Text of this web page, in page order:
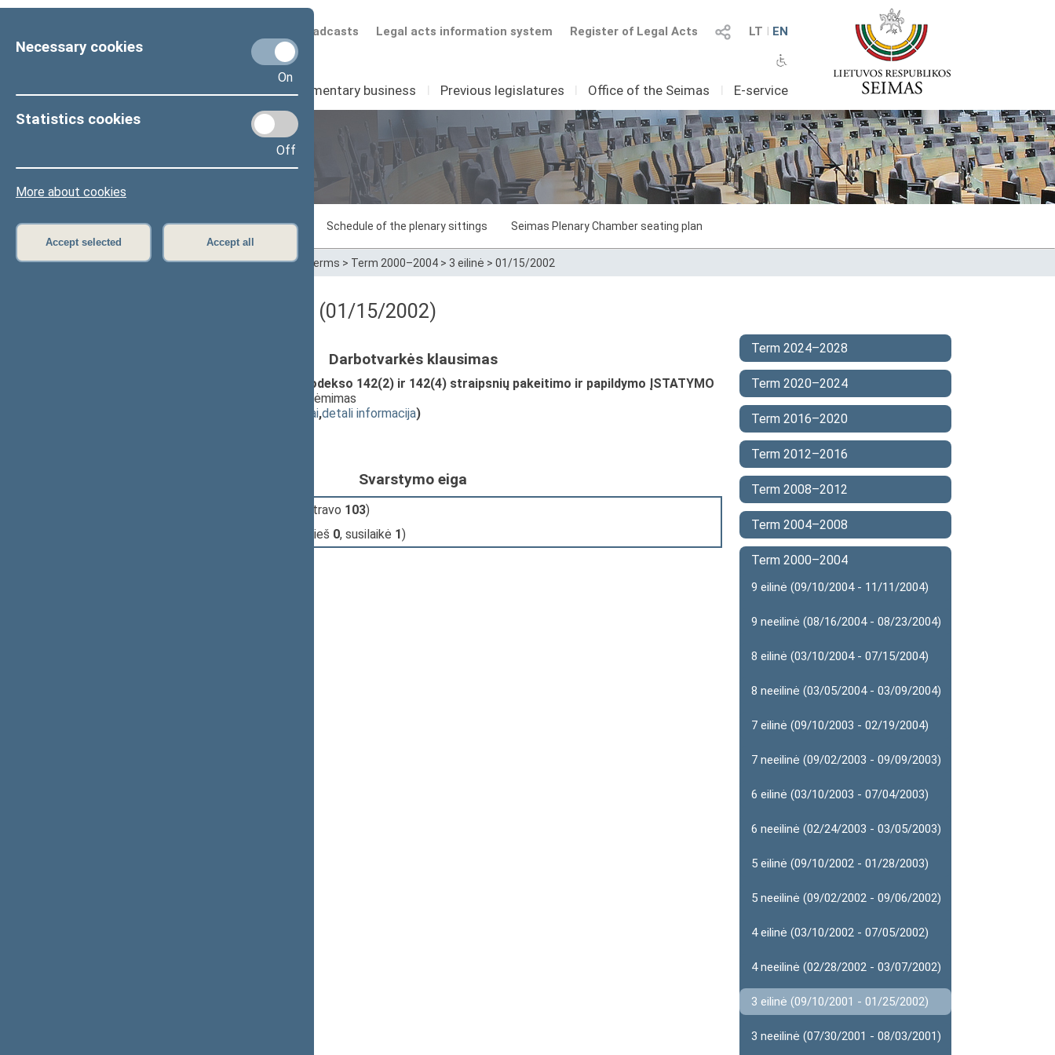
Necessary cookies
On
Statistics cookies
Off
More about cookies
Accept selected Accept all
LT I EN
Register of Legal Acts
Legal acts information system
Scheduled broadcasts
Seimas I Parliamentary business I Previous legislatures I Office of the Seimas I E-service
Sitting in progress Plenary sittings Schedule of the plenary sittings Seimas Plenary Chamber seating plan
Home>Plenary sittings>Parliamentary terms > Term 2000–2004 > 3 eilinė > 01/15/2002
Darbotvarkės klausimas (01/15/2002)
Darbotvarkės klausimas
Administracinių teisės pažeidimų kodekso 142(2) ir 142(4) straipsnių pakeitimo ir papildymo ĮSTATYMO
; priėmimas
susiję dokumentai,detali informacija)
Svarstymo eiga
(užsiregistravo 103)
, prieš 0, susilaikė 1)
Term 2024–2028
Term 2020–2024
Term 2016–2020
Term 2012–2016
Term 2008–2012
Term 2004–2008
Term 2000–2004
9 eilinė (09/10/2004 - 11/11/2004)
9 neeilinė (08/16/2004 - 08/23/2004)
8 eilinė (03/10/2004 - 07/15/2004)
8 neeilinė (03/05/2004 - 03/09/2004)
7 eilinė (09/10/2003 - 02/19/2004)
7 neeilinė (09/02/2003 - 09/09/2003)
6 eilinė (03/10/2003 - 07/04/2003)
6 neeilinė (02/24/2003 - 03/05/2003)
5 eilinė (09/10/2002 - 01/28/2003)
5 neeilinė (09/02/2002 - 09/06/2002)
4 eilinė (03/10/2002 - 07/05/2002)
4 neeilinė (02/28/2002 - 03/07/2002)
3 eilinė (09/10/2001 - 01/25/2002)
3 neeilinė (07/30/2001 - 08/03/2001)